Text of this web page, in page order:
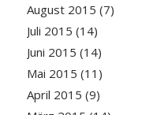
August 2015 (7)
Juli 2015 (14)
Juni 2015 (14)
Mai 2015 (11)
April 2015 (9)